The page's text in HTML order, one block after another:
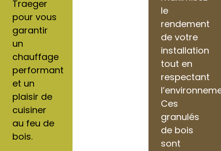
Traeger
pour vous
garantir
un
chauffage
performant
et un
plaisir de
cuisiner
au feu de
bois.
le
rendement
de votre
installation
tout en
respectant
Ces
granulés
de bois
sont